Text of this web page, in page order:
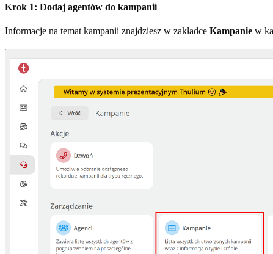
Krok 1: Dodaj agentów do kampanii
Informacje na temat kampanii znajdziesz w zakładce Kampanie w